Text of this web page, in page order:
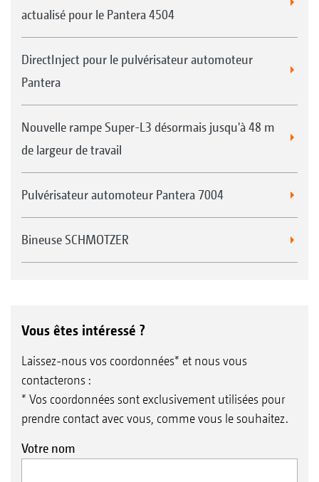
actualisé pour le Pantera 4504
DirectInject pour le pulvérisateur automoteur
Pantera
Nouvelle rampe Super-L3 désormais jusqu'à 48 m
de largeur de travail
Pulvérisateur automoteur Pantera 7004
Bineuse SCHMOTZER
Vous êtes intéressé ?
Laissez-nous vos coordonnées* et nous vous
contacterons :
* Vos coordonnées sont exclusivement utilisées pour
prendre contact avec vous, comme vous le souhaitez.
Votre nom